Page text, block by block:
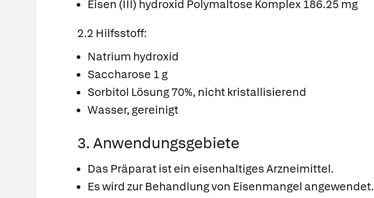
Eisen (III) hydroxid Polymaltose Komplex 186.25 mg
2.2 Hilfsstoff:
Natrium hydroxid
Saccharose 1 g
Sorbitol Lösung 70%, nicht kristallisierend
Wasser, gereinigt
3. Anwendungsgebiete
Das Präparat ist ein eisenhaltiges Arzneimittel.
Es wird zur Behandlung von Eisenmangel angewendet.